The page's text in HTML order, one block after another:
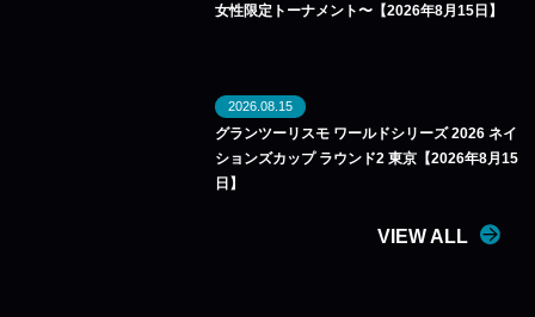
女性限定トーナメント〜【2026年8月15日】
2026.08.15
グランツーリスモ ワールドシリーズ 2026 ネイ
ションズカップ ラウンド2 東京【2026年8月15
日】
VIEW ALL